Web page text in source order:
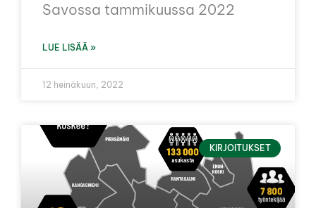
Savossa tammikuussa 2022
LUE LISÄÄ »
12 heinäkuun, 2022
KIRJOITUKSET